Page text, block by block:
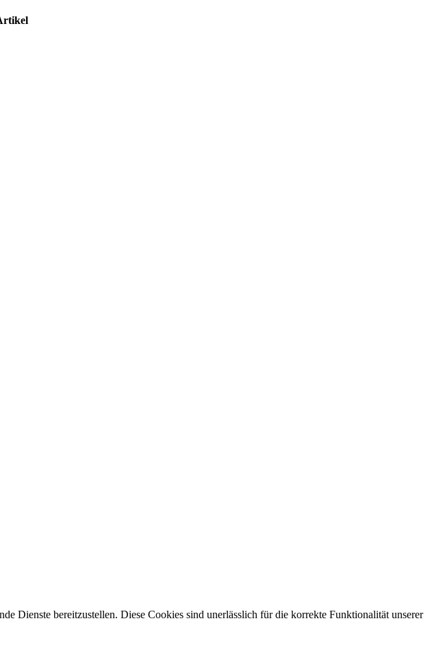
Dienste bereitzustellen. Diese Cookies sind unerlässlich für die korrekte Funktionalität unserer